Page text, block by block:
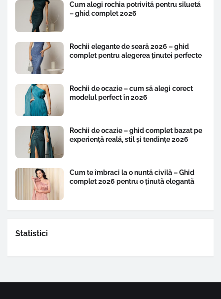
Cum alegi rochia potrivită pentru siluetă
– ghid complet 2026
Rochii elegante de seară 2026 – ghid
complet pentru alegerea ținutei perfecte
Rochii de ocazie – cum să alegi corect
modelul perfect în 2026
Rochii de ocazie – ghid complet bazat pe
experiență reală, stil și tendințe 2026
Cum te îmbraci la o nuntă civilă – Ghid
complet 2026 pentru o ținută elegantă
Statistici